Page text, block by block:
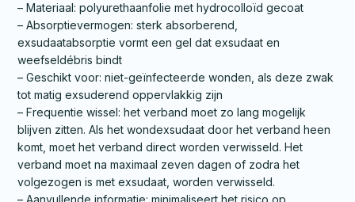
– Materiaal: polyurethaanfolie met hydrocolloïd gecoat
– Absorptievermogen: sterk absorberend,
exsudaatabsorptie vormt een gel dat exsudaat en
weefseldébris bindt
– Geschikt voor: niet-geïnfecteerde wonden, als deze zwak
tot matig exsuderend oppervlakkig zijn
– Frequentie wissel: het verband moet zo lang mogelijk
blijven zitten. Als het wondexsudaat door het verband heen
komt, moet het verband direct worden verwisseld. Het
verband moet na maximaal zeven dagen of zodra het
volgezogen is met exsudaat, worden verwisseld.
– Aanvullende informatie: minimaliseert het risico op